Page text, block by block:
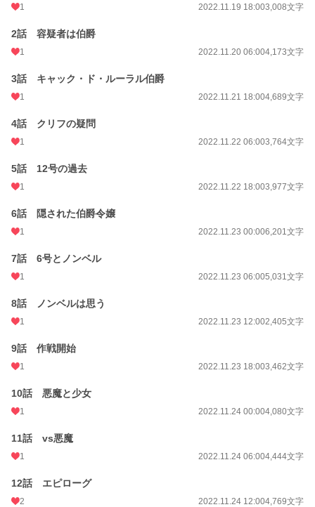
1 2022.11.19 18:003,008文字
2話 容疑者は伯爵
1 2022.11.20 06:004,173文字
3話 キャック・ド・ルーラル伯爵
1 2022.11.21 18:004,689文字
4話 クリフの疑問
1 2022.11.22 06:003,764文字
5話 12号の過去
1 2022.11.22 18:003,977文字
6話 隠された伯爵令嬢
1 2022.11.23 00:006,201文字
7話 6号とノンベル
1 2022.11.23 06:005,031文字
8話 ノンベルは思う
1 2022.11.23 12:002,405文字
9話 作戦開始
1 2022.11.23 18:003,462文字
10話 悪魔と少女
1 2022.11.24 00:004,080文字
11話 vs悪魔
1 2022.11.24 06:004,444文字
12話 エピローグ
2 2022.11.24 12:004,769文字